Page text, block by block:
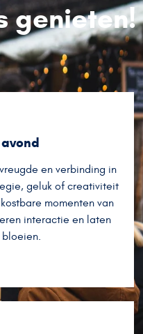
genieten!
en verbinding in
geluk of creativiteit
momenten van
interactie en laten